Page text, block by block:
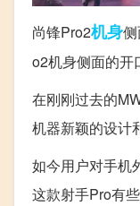
尚锋Pro2机身
o2机身侧面的开
在刚刚过去的
机器新颖的设计
如今用户对手机
这款射手Pro有